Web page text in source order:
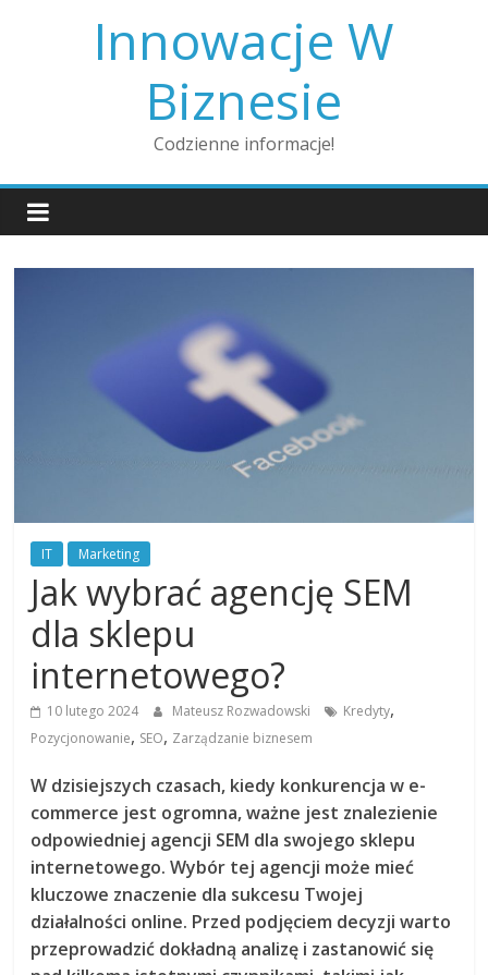
Innowacje W
Biznesie
Codzienne informacje!
IT Marketing
Jak wybrać agencję SEM
dla sklepu
internetowego?
10 lutego 2024 Mateusz Rozwadowski Kredyty,
Pozycjonowanie, SEO, Zarządzanie biznesem
W dzisiejszych czasach, kiedy konkurencja w e-
commerce jest ogromna, ważne jest znalezienie
odpowiedniej agencji SEM dla swojego sklepu
internetowego. Wybór tej agencji może mieć
kluczowe znaczenie dla sukcesu Twojej
działalności online. Przed podjęciem decyzji warto
przeprowadzić dokładną analizę i zastanowić się